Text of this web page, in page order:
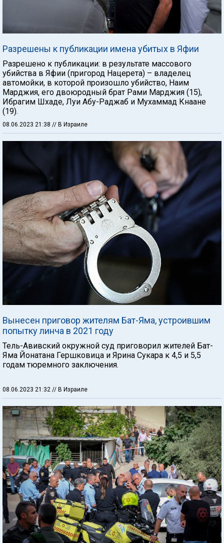
Разрешены к публикации имена убитых в Яфии
Разрешено к публикации: в результате массового
убийства в Яфии (пригород Нацерета) – владелец
автомойки, в которой произошло убийство, Наим
Марджия, его двоюродный брат Рами Марджия (15),
Ибрагим Шхаде, Луи Абу-Раджаб и Мухаммад Кнаане
(19).
08.06.2023 21:38 // В Израиле
Вынесен приговор жителям Бат-Яма, устроившим
попытку линча в 2021 году
Тель-Авивский окружной суд приговорил жителей Бат-
Яма Йонатана Гершковица и Ярина Сукара к 4,5 и 5,5
годам тюремного заключения.
08.06.2023 21:32 // В Израиле